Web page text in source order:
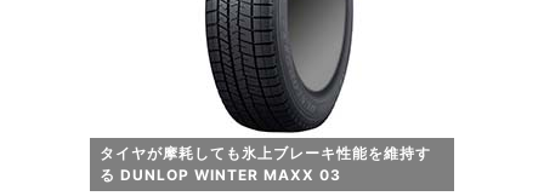
タイヤが摩耗しても氷上ブレーキ性能を維持す
る DUNLOP WINTER MAXX 03